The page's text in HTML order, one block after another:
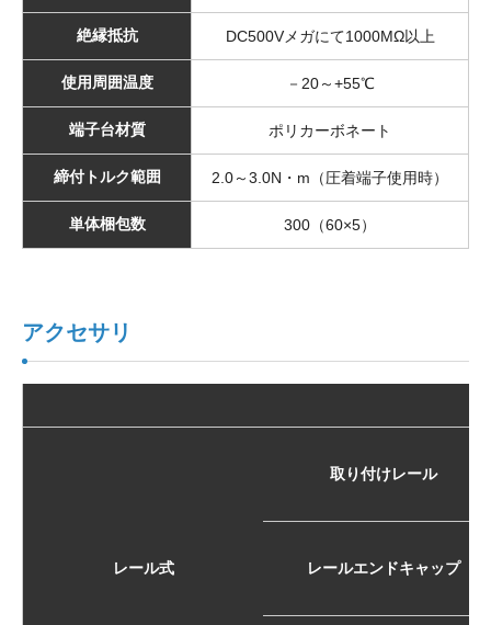
絶縁抵抗 DC500Vメガにて1000MΩ以上
使用周囲温度 －20～+55℃
端子台材質 ポリカーボネート
締付トルク範囲 2.0～3.0N・m（圧着端子使用時）
単体梱包数 300（60×5）
アクセサリ
レール式
取り付けレール
レールエンドキャップ